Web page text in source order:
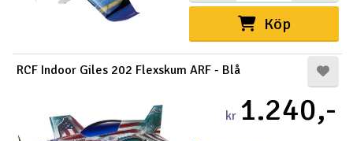
Köp
RCF Indoor Giles 202 Flexskum ARF - Blå
kr 1.240,-